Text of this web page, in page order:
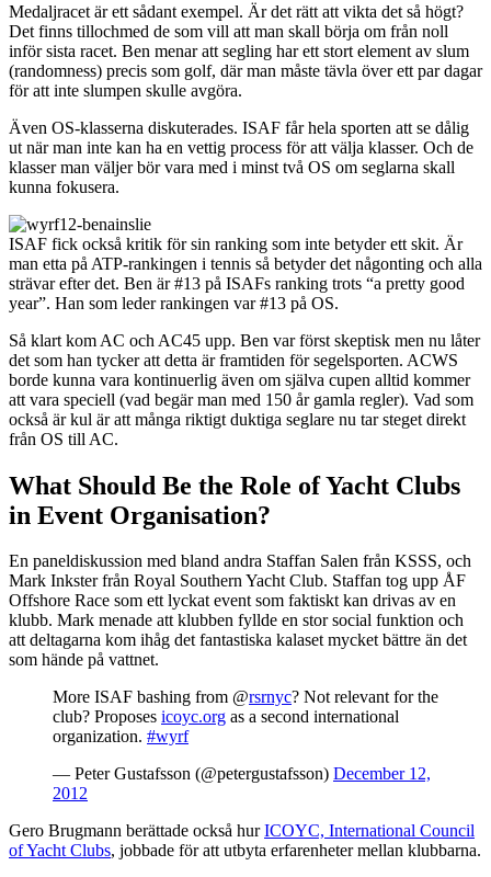
Medaljracet är ett sådant exempel. Är det rätt att vikta det så högt?
Det finns tillochmed de som vill att man skall börja om från noll
inför sista racet. Ben menar att segling har ett stort element av slum
(randomness) precis som golf, där man måste tävla över ett par dagar
för att inte slumpen skulle avgöra.
Även OS-klasserna diskuterades. ISAF får hela sporten att se dålig
ut när man inte kan ha en vettig process för att välja klasser. Och de
klasser man väljer bör vara med i minst två OS om seglarna skall
kunna fokusera.
ISAF fick också kritik för sin ranking som inte betyder ett skit. Är
man etta på ATP-rankingen i tennis så betyder det någonting och alla
strävar efter det. Ben är #13 på ISAFs ranking trots “a pretty good
year”. Han som leder rankingen var #13 på OS.
Så klart kom AC och AC45 upp. Ben var först skeptisk men nu låter
det som han tycker att detta är framtiden för segelsporten. ACWS
borde kunna vara kontinuerlig även om själva cupen alltid kommer
att vara speciell (vad begär man med 150 år gamla regler). Vad som
också är kul är att många riktigt duktiga seglare nu tar steget direkt
från OS till AC.
What Should Be the Role of Yacht Clubs
in Event Organisation?
En paneldiskussion med bland andra Staffan Salen från KSSS, och
Mark Inkster från Royal Southern Yacht Club. Staffan tog upp ÅF
Offshore Race som ett lyckat event som faktiskt kan drivas av en
klubb. Mark menade att klubben fyllde en stor social funktion och
att deltagarna kom ihåg det fantastiska kalaset mycket bättre än det
som hände på vattnet.
More ISAF bashing from @rsrnyc? Not relevant for the
club? Proposes icoyc.org as a second international
organization. #wyrf
— Peter Gustafsson (@petergustafsson) December 12,
2012
Gero Brugmann berättade också hurICOYC, International Council
of Yacht Clubs, jobbade för att utbyta erfarenheter mellan klubbarna.